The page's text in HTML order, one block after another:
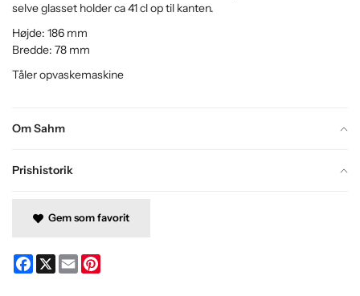
Om Sahm
Prishistorik
selve glasset holder ca 41 cl op til kanten.
Højde: 186 mm
Bredde: 78 mm
Tåler opvaskemaskine
Gem som favorit
Facebook
X Email